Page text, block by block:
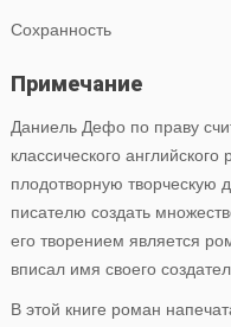
Сохранность
Примечание
Даниель Дефо по праву
классического
плодотворную творческую
писателю создать
его творением является
вписал имя своего
В этой книге роман